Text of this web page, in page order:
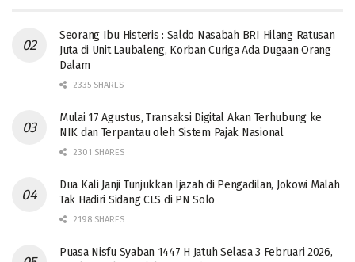
Seorang Ibu Histeris : Saldo Nasabah BRI Hilang Ratusan
Juta di Unit Laubaleng, Korban Curiga Ada Dugaan Orang
Dalam
2335 SHARES
Mulai 17 Agustus, Transaksi Digital Akan Terhubung ke
NIK dan Terpantau oleh Sistem Pajak Nasional
2301 SHARES
Dua Kali Janji Tunjukkan Ijazah di Pengadilan, Jokowi Malah
Tak Hadiri Sidang CLS di PN Solo
2198 SHARES
Puasa Nisfu Syaban 1447 H Jatuh Selasa 3 Februari 2026,